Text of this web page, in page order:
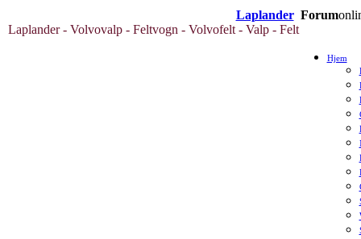
Laplander Forum
Laplander - Volvovalp - Feltvogn - Volvofelt - Valp - Felt
Hjem